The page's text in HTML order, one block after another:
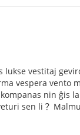
vestitaj
vespera vento
nin ĝis
sen li？